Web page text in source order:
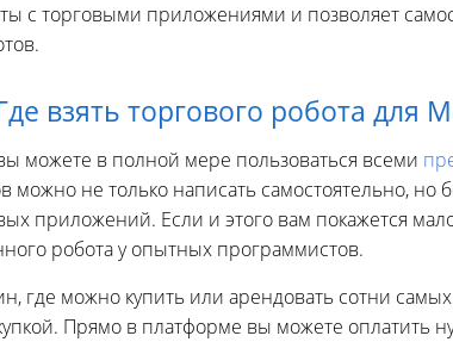
с торговыми приложениями и позволяет
взять торгового робота для
можете в полной мере пользоваться всеми
можно не только написать самостоятельно, но
приложений. Если и этого вам покажется
робота у опытных программистов.
где можно купить или арендовать сотни
Прямо в платформе вы можете оплатить